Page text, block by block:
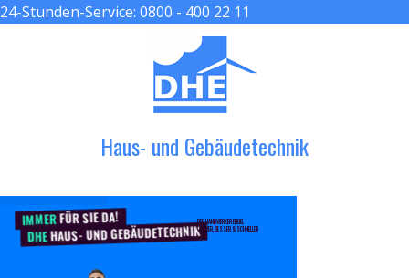
24-Stunden-Service: 0800 - 400 22 11
Haus- und Gebäudetechnik
IMMERFÜR SIE DA!
DHEHAUS- UND GEBÄUDETECHNIK
DER HANDWERKER ENGEL
GRÖßER, BESSER & SCHNELLER